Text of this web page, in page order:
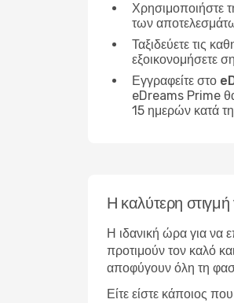
Χρησιμοποιήστε
των
Ταξιδεύετε τις
εξοικονομήσετε
Εγγραφείτε στο
eDreams Prime θα
15 ημερών κατά
Η καλύτερη
Η ιδανική ώρα για να
προτιμούν τον καλό
αποφύγουν όλη τη
Είτε είστε κάποιος